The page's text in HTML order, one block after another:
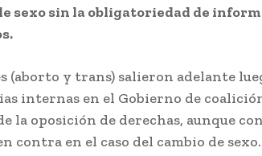
sexo sin la obligatoriedad de
(aborto y trans) salieron adelante
internas en el Gobierno de
la oposición de derechas, aunque
contra en el caso del cambio de sexo.